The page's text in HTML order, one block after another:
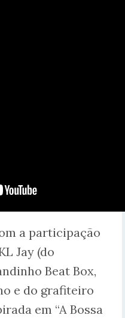
a participação
Jay (do
Beat Box,
e do grafiteiro
em “A Bossa